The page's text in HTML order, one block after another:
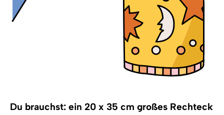
Du brauchst: ein 20 x 35 cm großes Rechteck